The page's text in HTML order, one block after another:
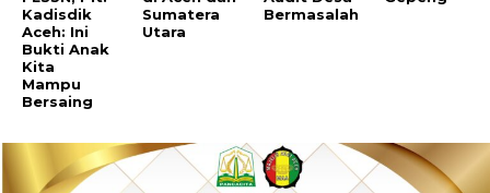
Kadisdik
Aceh: Ini
Bukti Anak
Kita
Mampu
Bersaing
Sumatera
Utara
Bermasalah